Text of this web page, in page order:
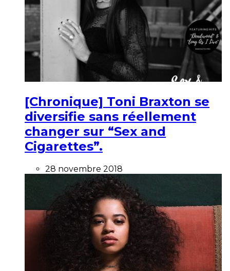
[Chronique] Toni Braxton se
diversifie sans réellement
changer sur “Sex and
Cigarettes”.
28 novembre 2018